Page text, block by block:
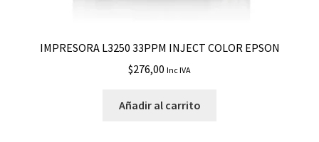
IMPRESORA L3250 33PPM INJECT COLOR EPSON
$276,00 Inc IVA
Añadir al carrito